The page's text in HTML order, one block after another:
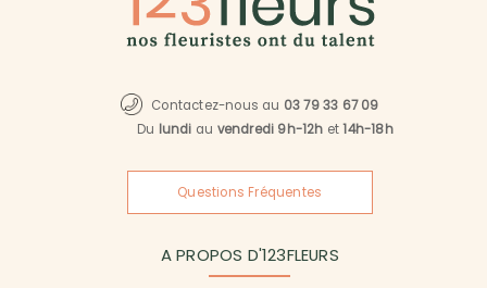
Contactez-nous au 03 79 33 67 09
Du lundi au vendredi 9h-12h et14h-18h
Questions Fréquentes
A PROPOS D'123FLEURS